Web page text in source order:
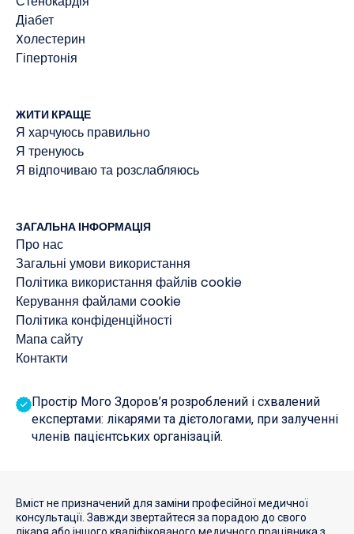
Діабет
Xолестерин
Гіпертонія
ЖИТИ КРАЩЕ
Я харчуюсь правильно
Я тренуюсь
Я відпочиваю та розслабляюсь
ЗАГАЛЬНА ІНФОРМАЦІЯ
Про нас
Загальні умови використання
Політика використання файлів cookie
Керування файлами cookie
Політика конфіденційності
Мапа сайту
Контакти
Простір Мого Здоров’я розроблений і схвалений
експертами: лікарями та дієтологами, при залученні
членів пацієнтських організацій.
Вміст не призначений для заміни професійної медичної
консультації. Завжди звертайтеся за порадою до свого